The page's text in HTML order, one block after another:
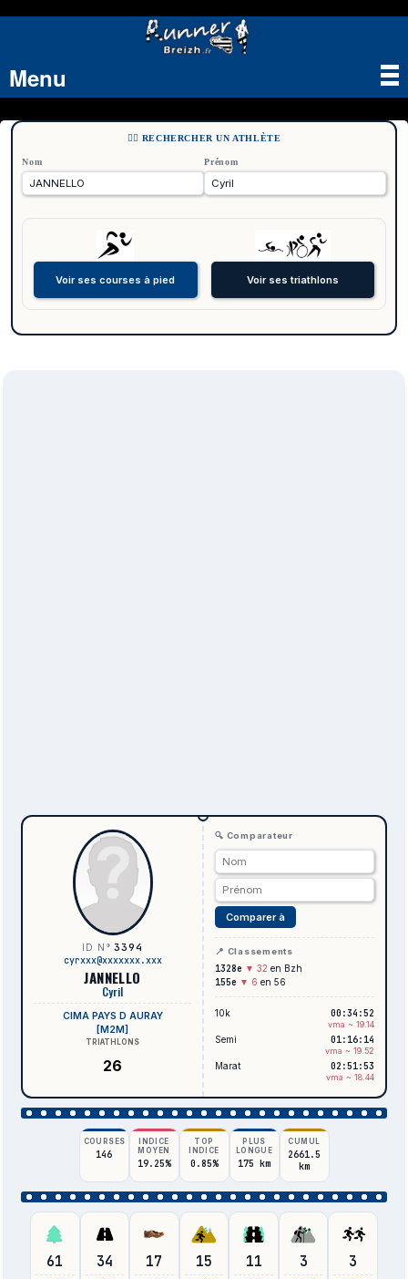
Menu
🏃‍♂️ RECHERCHER UN ATHLÈTE
Nom Prénom
ID N°3394
cyrxxx@xxxxxxx.xxx
JANNELLO
Cyril
CIMA PAYS D AURAY
[M2M]
TRIATHLONS
26
🔍 Comparateur
Comparer à
📍 Classements
1328e ▼ 32 en Bzh
155e ▼ 6 en 56
10k 00:34:52
vma ~ 19.14
Semi 01:16:14
vma ~ 19.52
Marat 02:51:53
vma ~ 18.44
COURSES
146
INDICE
MOYEN
19.25%
TOP
INDICE
0.85%
PLUS
LONGUE
175 km
CUMUL
2661.5
km
61 34 17 15 11 3 3